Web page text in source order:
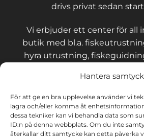
Hantera
För att ge en bra upplevelse använder vi
lagra och/eller komma åt
dessa tekniker kan vi behandla data som
ID:n på denna webbplats. Om du inte
återkallar ditt samtycke kan detta påverka
drivs privat sedan
Vi erbjuder ett center för all
butik med bl.a.
hyra utrustning,
KONTAKT OCH